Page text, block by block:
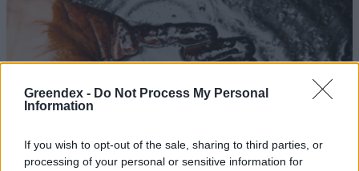
Greendex - Do Not Process My Personal
Information
If you wish to opt-out of the sale, sharing to third parties, or
processing of your personal or sensitive information for